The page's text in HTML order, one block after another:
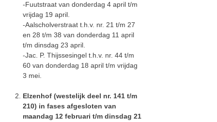
-Fuutstraat van donderdag 4 april t/m
vrijdag 19 april.
-Aalscholverstraat t.h.v. nr. 21 t/m 27
en 28 t/m 38 van donderdag 11 april
t/m dinsdag 23 april.
-Jac. P. Thijssesingel t.h.v. nr. 44 t/m
60 van donderdag 18 april t/m vrijdag
3 mei.
Elzenhof (westelijk deel nr. 141 t/m
210) in fases afgesloten van
maandag 12 februari t/m dinsdag 21